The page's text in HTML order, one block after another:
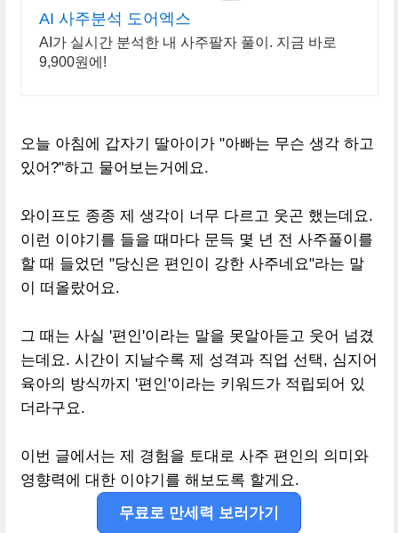
AI 사주분석 도어엑스
AI가 실시간 분석한 내 사주팔자 풀이. 지금 바로
9,900원에!
오늘 아침에 갑자기 딸아이가 "아빠는 무슨 생각 하고
있어?"하고 물어보는거에요.
와이프도 종종 제 생각이 너무 다르고 웃곤 했는데요.
이런 이야기를 들을 때마다 문득 몇 년 전 사주풀이를
할 때 들었던 "당신은 편인이 강한 사주네요"라는 말
이 떠올랐어요.
그 때는 사실 '편인'이라는 말을 못알아듣고 웃어 넘겼
는데요. 시간이 지날수록 제 성격과 직업 선택, 심지어
육아의 방식까지 '편인'이라는 키워드가 적립되어 있
더라구요.
이번 글에서는 제 경험을 토대로 사주 편인의 의미와
영향력에 대한 이야기를 해보도록 할게요.
무료로 만세력 보러가기